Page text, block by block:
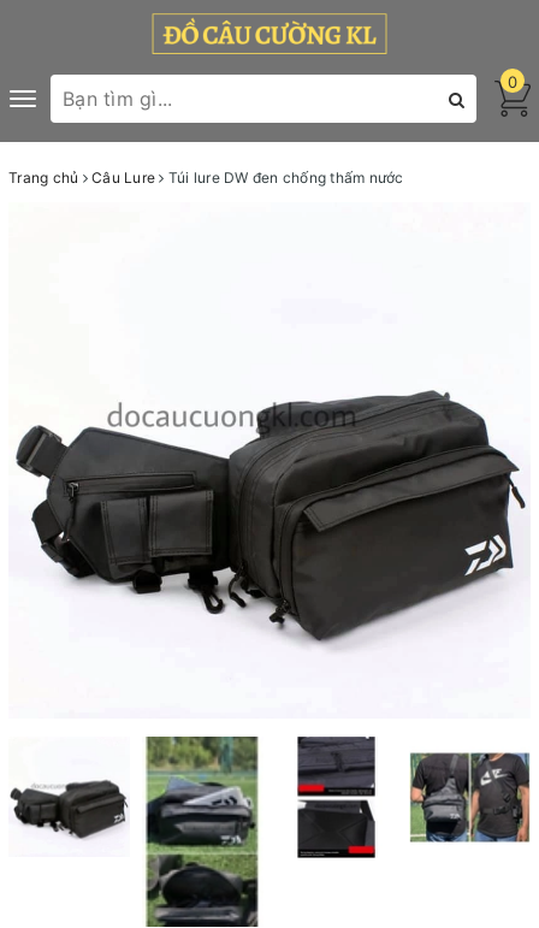
Toggle
navigation
0
Trang chủ Câu Lure Túi lure DW đen chống thấm nước